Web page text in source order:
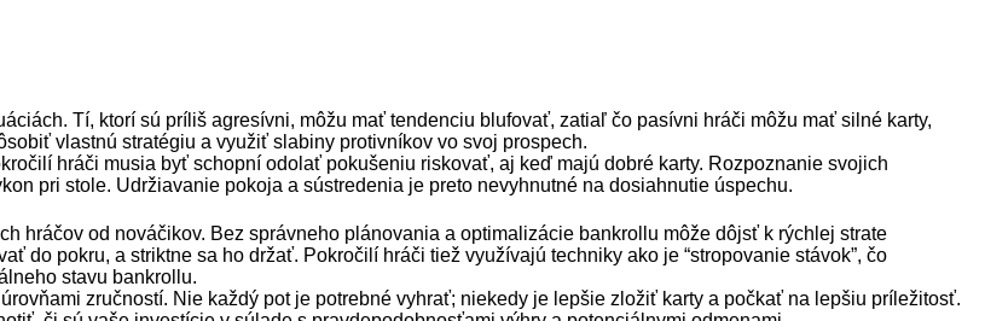
Tí, ktorí sú príliš agresívni, môžu mať tendenciu blufovať, zatiaľ čo pasívni hráči môžu mať silné karty,
vlastnú stratégiu a využiť slabiny protivníkov vo svoj prospech.
hráči musia byť schopní odolať pokušeniu riskovať, aj keď majú dobré karty. Rozpoznanie svojich
pri stole. Udržiavanie pokoja a sústredenia je preto nevyhnutné na dosiahnutie úspechu.
hráčov od nováčikov. Bez správneho plánovania a optimalizácie bankrollu môže dôjsť k rýchlej strate
do pokru, a striktne sa ho držať. Pokročilí hráči tiež využívajú techniky ako je “stropovanie stávok”, čo
stavu bankrollu.
zručností. Nie každý pot je potrebné vyhrať; niekedy je lepšie zložiť karty a počkať na lepšiu príležitosť.